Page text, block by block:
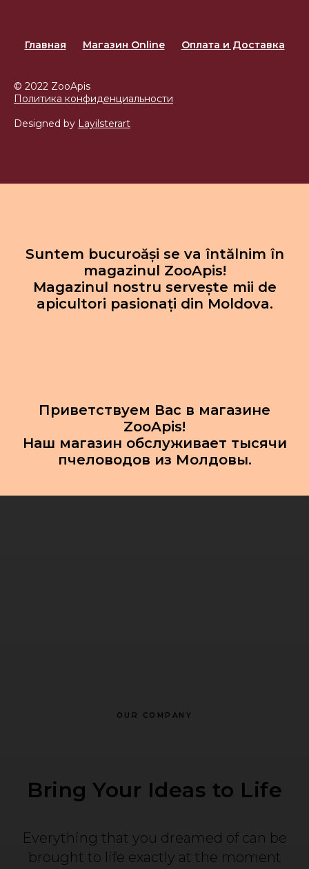
Главная Магазин Online Оплата и Доставка
© 2022 ZooApis
Политика конфиденциальности
Designed by Layilsterart
Suntem bucuroăși se va întălnim în
magazinul ZooApis!
Magazinul nostru servește mii de
apicultori pasionați din Moldova.
Приветствуем Вас в магазине
ZooApis!
Наш магазин обслуживает тысячи
пчеловодов из Молдовы.
OUR COMPANY
Bring Your Ideas to Life
Everything that you dreamed of can be
brought to life exactly at the moment